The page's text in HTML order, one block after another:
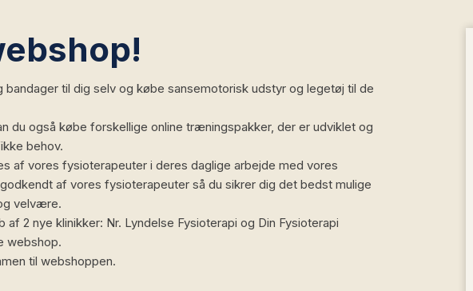
til dig selv og købe sansemotorisk udstyr og legetøj til de
du også købe forskellige online træningspakker, der er udviklet og
behov.
af vores fysioterapeuter i deres daglige arbejde med vores
af vores fysioterapeuter så du sikrer dig det bedst mulige
velvære.
2 nye klinikker: Nr. Lyndelse Fysioterapi og Din Fysioterapi
webshop.
til webshoppen.